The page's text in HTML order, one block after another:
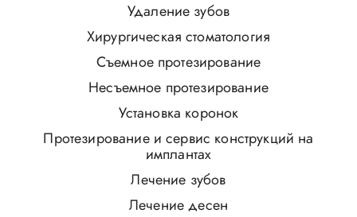
Удаление зубов
Хирургическая стоматология
Съемное протезирование
Несъемное протезирование
Установка коронок
Протезирование и сервис конструкций на
имплантах
Лечение зубов
Лечение десен